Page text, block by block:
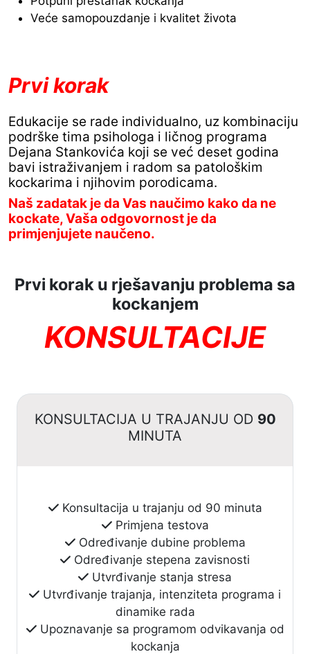
Veće samopouzdanje i kvalitet života
Prvi korak
Edukacije se rade individualno, uz kombinaciju
podrške tima psihologa i ličnog programa
Dejana Stankovića koji se već deset godina
bavi istraživanjem i radom sa patološkim
kockarima i njihovim porodicama.
Naš zadatak je da Vas naučimo kako da ne
kockate, Vaša odgovornost je da
primjenjujete naučeno.
Prvi korak u rješavanju problema sa
kockanjem
KONSULTACIJE
KONSULTACIJA U TRAJANJU OD 90
MINUTA
Konsultacija u trajanju od 90 minuta
Primjena testova
Određivanje dubine problema
Određivanje stepena zavisnosti
Utvrđivanje stanja stresa
Utvrđivanje trajanja, intenziteta programa i
dinamike rada
Upoznavanje sa programom odvikavanja od
kockanja